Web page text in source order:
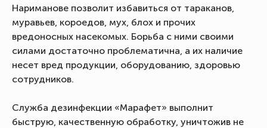
Нариманове позволит избавиться от тараканов,
муравьев, короедов, мух, блох и прочих
вредоносных насекомых. Борьба с ними своими
силами достаточно проблематична, а их наличие
несет вред продукции, оборудованию, здоровью
сотрудников.
Служба дезинфекции «Марафет» выполнит
быструю, качественную обработку, уничтожив не